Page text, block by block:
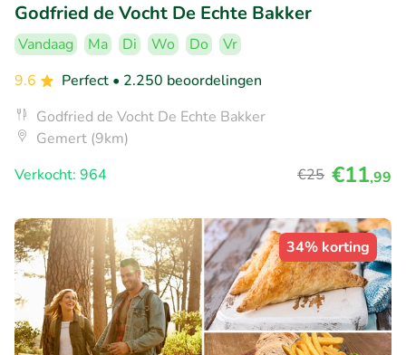
Godfried de Vocht De Echte Bakker
Vandaag Ma Di Wo Do
Vr
9.6
Perfect • 2.250 beoordelingen
Godfried de Vocht De Echte Bakker
Gemert (9km)
Verkocht: 964
€25 €11,99
34% korting